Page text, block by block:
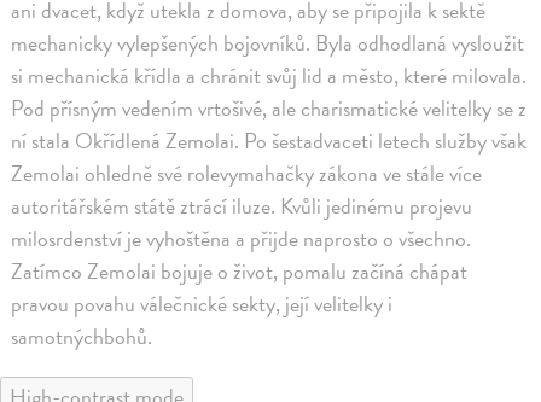
ani dvacet, když utekla z domova, aby se připojila k sektě
mechanicky vylepšených bojovníků. Byla odhodlaná vysloužit
si mechanická křídla a chránit svůj lid a město, které milovala.
Pod přísným vedením vrtošivé, ale charismatické velitelky se z
ní stala Okřídlená Zemolai. Po šestadvaceti letech služby však
Zemolai ohledně své rolevymahačky zákona ve stále více
autoritářském státě ztrácí iluze. Kvůli jedinému projevu
milosrdenství je vyhoštěna a přijde naprosto o všechno.
Zatímco Zemolai bojuje o život, pomalu začíná chápat
pravou povahu válečnické sekty, její velitelky i
samotnýchbohů.